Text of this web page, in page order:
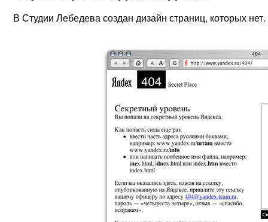
В Студии Лебедева создан дизайн страниц, которых нет.